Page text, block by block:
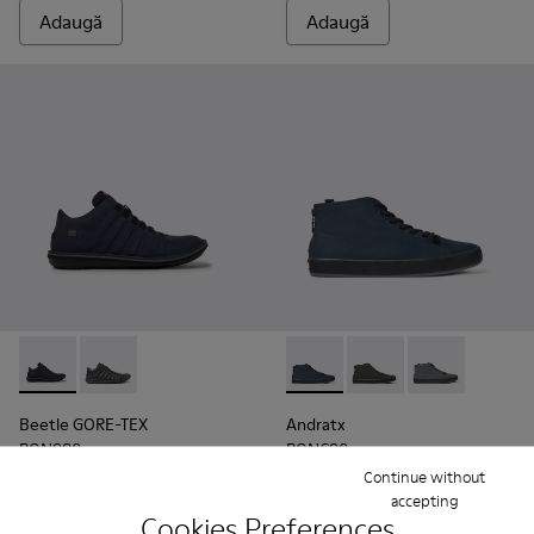
Continue without
accepting
Adaugă Adaugă
Beetle GORE-TEX - K300005-018 - Blue
Beetle GORE-TEX - K300005-023
Beetle GORE-TEX
RON980
Andratx - K300143-008 -
Andratx - K300143-
Andratx -
Andratx
RON690